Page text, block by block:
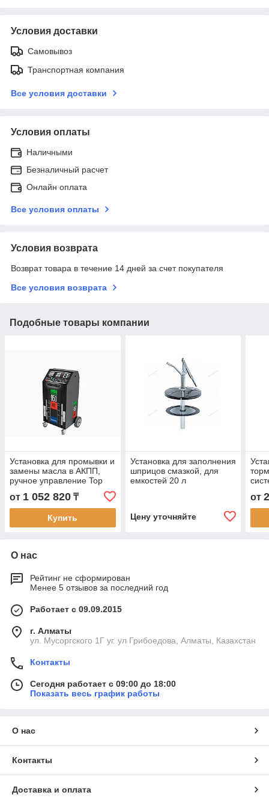
Условия доставки
Самовывоз
Транспортная компания
Все условия доставки
Условия оплаты
Наличными
Безналичный расчет
Онлайн оплата
Все условия оплаты
Условия возврата
Возврат товара в течение 14 дней за счет покупателя
Все условия возврата
Подобные товары компании
Установка для промывки и
замены масла в АКПП,
ручное управление Top
от 1 052 820 ₸
Купить
Установка для заполнения
шприцов смазкой, для
емкостей 20 л
Цену уточняйте
от
О нас
Рейтинг не сформирован
Менее 5 отзывов за последний год
Работает с 09.09.2015
г. Алматы
ул. Мусоргского 1Г уг. ул Грибоедова, Алматы, Казахстан
Контакты
Сегодня работает с 09:00 до 18:00
Показать весь график работы
О нас
Контакты
Доставка и оплата